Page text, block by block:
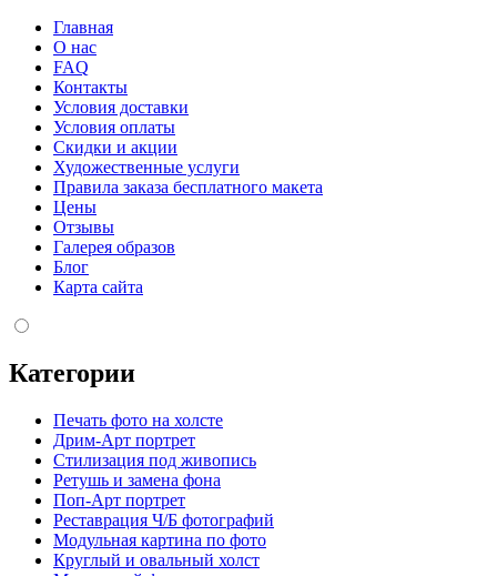
Главная
О нас
FAQ
Контакты
Условия доставки
Условия оплаты
Скидки и акции
Художественные услуги
Правила заказа бесплатного макета
Цены
Отзывы
Галерея образов
Блог
Карта сайта
Категории
Печать фото на холсте
Дрим-Арт портрет
Стилизация под живопись
Ретушь и замена фона
Поп-Арт портрет
Реставрация Ч/Б фотографий
Модульная картина по фото
Круглый и овальный холст